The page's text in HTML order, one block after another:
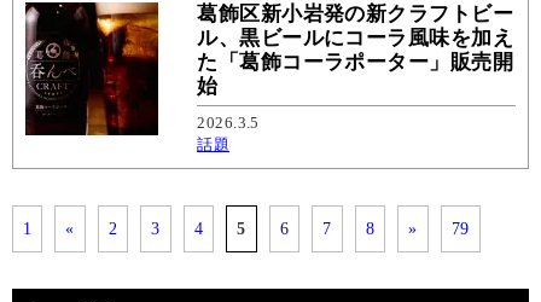
葛飾区新小岩発の新クラフトビー
ル、黒ビールにコーラ風味を加え
た「葛飾コーラポーター」販売開
始
2026.3.5
話題
1 « 2 3 4 5 6 7 8 » 79